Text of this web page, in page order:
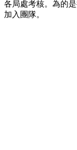
各局處考核。為的
加入團隊。